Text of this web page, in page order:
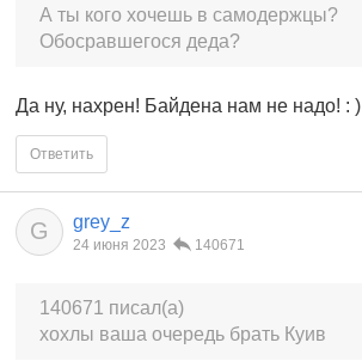
А ты кого хочешь в самодержцы?
Обосравшегося деда?
Да ну, нахрен! Байдена нам не надо! : )
Ответить
G grey_z
24 июня 2023 140671
140671 писал(а)
хохлы ваша очередь брать Куив